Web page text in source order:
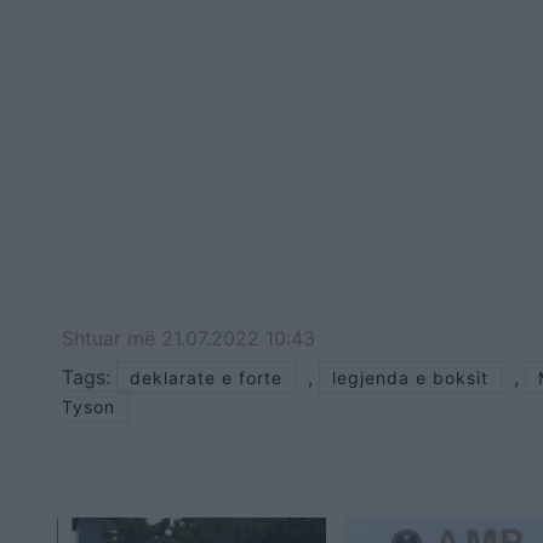
Shtuar më 21.07.2022 10:43
Tags:
deklarate e forte , legjenda e boksit ,
Tyson